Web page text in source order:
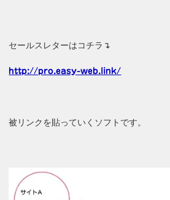
セールスレターはコチラ↴
http://pro.easy-web.link/
被リンクを貼っていくソフトです。